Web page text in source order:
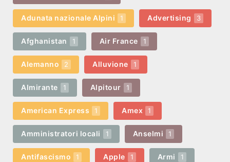
Adunata nazionale Alpini 1 Advertising 3
Afghanistan 1 Air France 1
Alemanno 2 Alluvione 1
Almirante 1 Alpitour 1
American Express 1 Amex 1
Amministratori locali 1 Anselmi 1
Antifascismo 1 Apple 1 Armi 1